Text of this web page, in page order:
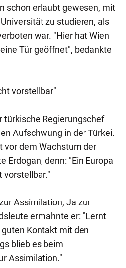
schon erlaubt gewesen, mit
zu studieren, als
war. "Hier hat Wien
Tür geöffnet", bedankte
vorstellbar"
türkische Regierungschef
Aufschwung in der Türkei.
vor dem Wachstum der
Erdogan, denn: "Ein Europa
vorstellbar."
Assimilation, Ja zur
ermahnte er: "Lernt
Kontakt mit den
blieb es beim
Assimilation."